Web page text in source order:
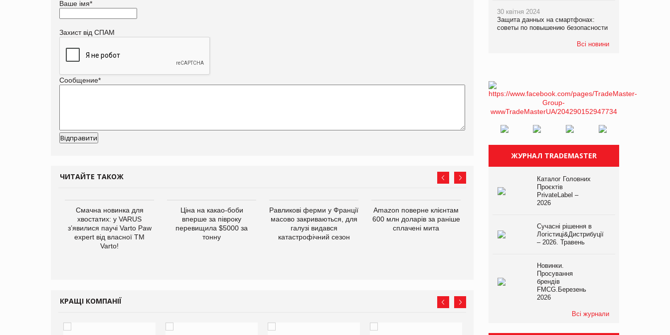
Ваше імя*
Захист від СПАМ
Сообщение*
ЧИТАЙТЕ ТАКОЖ
Смачна новинка для
хвостатих: у VARUS
з’явилися паучі Varto Paw
expert від власної ТМ
Varto!
Ціна на какао-боби
вперше за півроку
перевищила $5000 за
тонну
Равликові ферми у Франції
масово закриваються, для
галузі видався
катастрофічний сезон
Amazon поверне клієнтам
600 млн доларів за раніше
сплачені мита
щодо штучного інтелекту
компенсацію за втрату 6,9
трлн рекламних показів
КРАЩІ КОМПАНІЇ
30 квітня 2024
Защита данных на смартфонах:
советы по повышению безопасности
Всі новини
ЖУРНАЛ TRADEMASTER
Каталог Головних
Проєктів
PrivateLabel –
2026
Сучасні рішення в
Логістиці&Дистрибуції
– 2026. Травень
Новинки.
Просування
брендів
FMCG.Березень
2026
Всі журнали